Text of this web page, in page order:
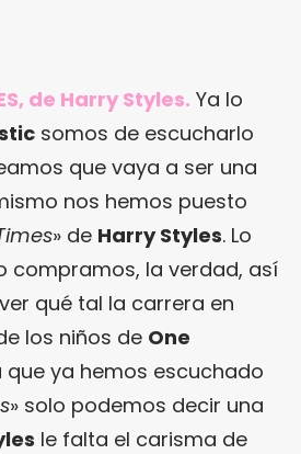
de Harry Styles. Ya lo
somos de escucharlo
que vaya a ser una
nos hemos puesto
» de Harry Styles. Lo
compramos, la verdad, así
qué tal la carrera en
los niños de One
que ya hemos escuchado
» solo podemos decir una
le falta el carisma de